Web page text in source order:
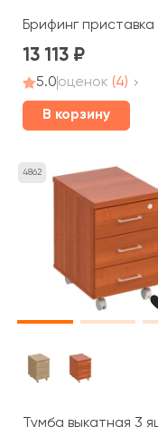
Брифинг
13 113
5.0оценок (4)
В корзину
4862
Тумба выкатная 3